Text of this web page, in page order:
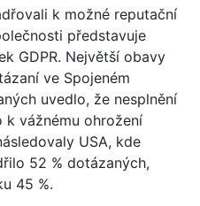
k možné reputační
představuje
GDPR. Největší obavy
ve Spojeném
uvedlo, že nesplnění
k vážnému ohrožení
USA, kde
52 % dotázaných,
45 %.